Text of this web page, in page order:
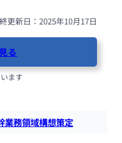
更新日：2025年10月17日
る
ます
業務領域構想策定